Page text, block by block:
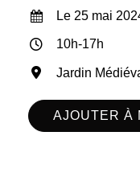
Le 25 mai
10h-17h
Jardin
AJOUTER À